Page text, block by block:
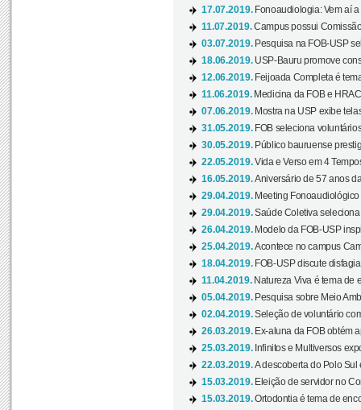
17.07.2019. Fonoaudiologia: Vem aí
11.07.2019.Campus possui
03.07.2019. Pesquisa na FOB-USP
18.06.2019. USP-Bauru promove
12.06.2019. Feijoada Completa é
11.06.2019. Medicina da FOB e
07.06.2019. Mostra na USP exibe
31.05.2019. FOB seleciona
30.05.2019. Público bauruense
22.05.2019.Vida e Verso em 4
16.05.2019.Aniversário de 57 anos
29.04.2019. Meeting
29.04.2019.Saúde Coletiva
26.04.2019. Modelo da FOB-USP
25.04.2019.Acontece no campus
18.04.2019. FOB-USP discute
11.04.2019. Natureza Viva é tema de
05.04.2019. Pesquisa sobre Meio
02.04.2019.Seleção de voluntário
26.03.2019. Ex-aluna da FOB obtém
25.03.2019. Infinitos e Multiversos
22.03.2019.A descoberta do Polo Sul
15.03.2019. Eleição de servidor no
15.03.2019.Ortodontia é tema de